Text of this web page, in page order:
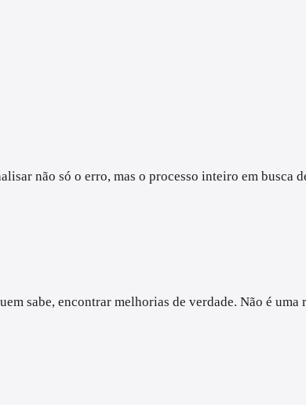
não só o erro, mas o processo inteiro em busca
sabe, encontrar melhorias de verdade. Não é uma